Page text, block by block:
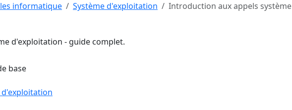
informatique Système d'exploitation Introduction aux appels système
d'exploitation - guide complet.
base